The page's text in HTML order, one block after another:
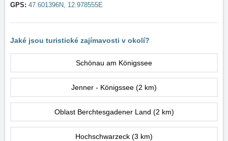
GPS: 47.601396N, 12.978555E
Jaké jsou turistické zajímavosti v okolí?
Schönau am Königssee
Jenner - Königssee (2 km)
Oblast Berchtesgadener Land (2 km)
Hochschwarzeck (3 km)